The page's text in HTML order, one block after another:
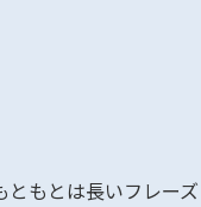
もとは長いフレーズ